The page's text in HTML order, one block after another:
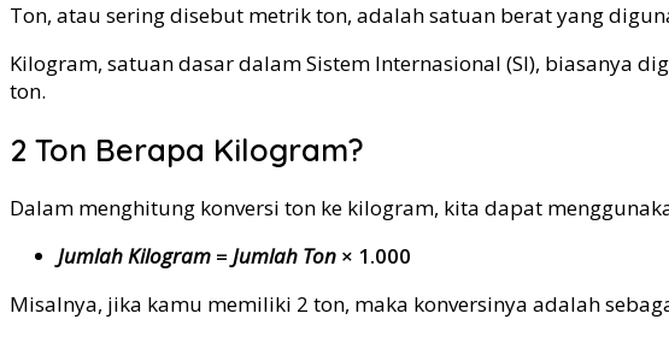
Ton, atau sering disebut metrik ton, adalah satuan berat yang
Kilogram, satuan dasar dalam Sistem Internasional (SI), biasanya
ton.
2 Ton Berapa Kilogram?
Dalam menghitung konversi ton ke kilogram, kita dapat
Jumlah Kilogram = Jumlah Ton × 1.000
Misalnya, jika kamu memiliki 2 ton, maka konversinya adalah